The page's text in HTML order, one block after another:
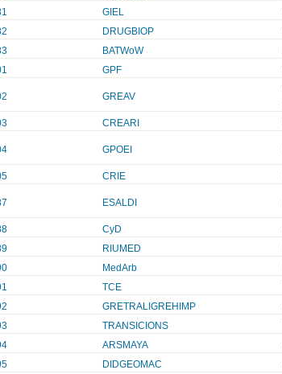
GIEL
DRUGBIOP
BATWoW
GPF
GREAV
CREARI
GPOEI
CRIE
ESALDI
CyD
RIUMED
MedArb
TCE
GRETRALIGREHIMP
TRANSICIONS
ARSMAYA
DIDGEOMAC